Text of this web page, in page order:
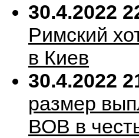
30.4.2022
Римский
в Киев
30.4.2022
размер
ВОВ в